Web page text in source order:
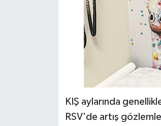
KIŞ aylarında
RSV'de artış